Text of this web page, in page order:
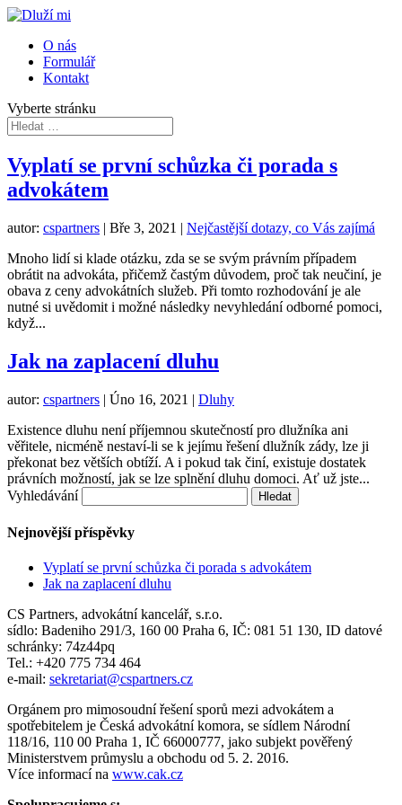
O nás
Formulář
Kontakt
Vyberte stránku
Vyplatí se první schůzka či porada s
advokátem
autor: cspartners | Bře 3, 2021 | Nejčastější dotazy, co Vás zajímá
Mnoho lidí si klade otázku, zda se se svým právním případem
obrátit na advokáta, přičemž častým důvodem, proč tak neučiní, je
obava z ceny advokátních služeb. Při tomto rozhodování je ale
nutné si uvědomit i možné následky nevyhledání odborné pomoci,
když...
Jak na zaplacení dluhu
autor: cspartners | Úno 16, 2021 | Dluhy
Existence dluhu není příjemnou skutečností pro dlužníka ani
věřitele, nicméně nestaví-li se k jejímu řešení dlužník zády, lze ji
překonat bez větších obtíží. A i pokud tak činí, existuje dostatek
právních možností, jak se lze splnění dluhu domoci. Ať už jste...
Vyhledávání
Nejnovější příspěvky
Vyplatí se první schůzka či porada s advokátem
Jak na zaplacení dluhu
CS Partners, advokátní kancelář, s.r.o.
sídlo: Badeniho 291/3, 160 00 Praha 6, IČ: 081 51 130, ID datové
schránky: 74z44pq
Tel.: +420 775 734 464
e-mail: sekretariat@cspartners.cz
Orgánem pro mimosoudní řešení sporů mezi advokátem a
spotřebitelem je Česká advokátní komora, se sídlem Národní
118/16, 110 00 Praha 1, IČ 66000777, jako subjekt pověřený
Ministerstvem průmyslu a obchodu od 5. 2. 2016.
Více informací na www.cak.cz